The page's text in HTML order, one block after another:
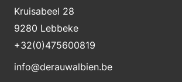
Kruisabeel 28
9280 Lebbeke
+32(0)475600819
info@derauwalbien.be